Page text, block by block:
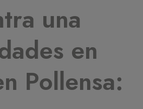
una
en
Pollensa: